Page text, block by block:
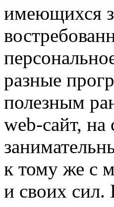
имеющихся
разные
полезным
web-сайт, на
к тому же с
и своих